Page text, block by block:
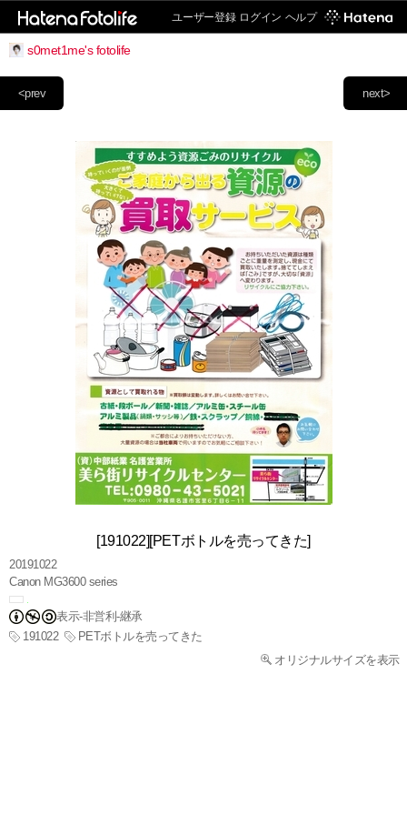
ユーザー登録 ログイン ヘルプ
s0met1me's fotolife
next>
<prev
[191022][PETボトルを売ってきた]
20191022
Canon MG3600 series
表示-非営利-継承
191022
PETボトルを売ってきた
オリジナルサイズを表示